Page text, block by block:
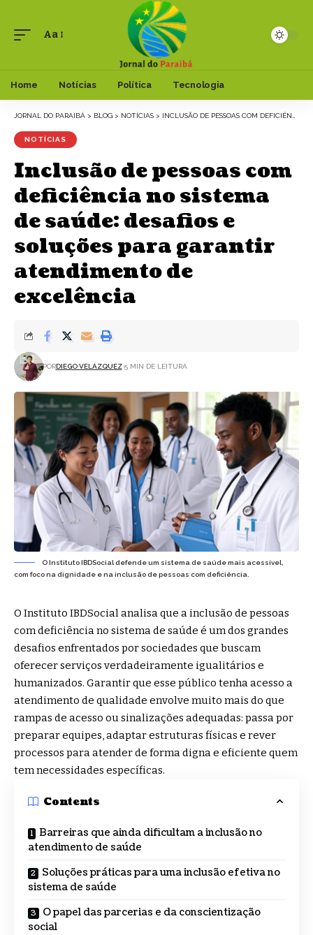
Aa
Home Notícias Política Tecnologia
JORNAL DO PARAIBÁ > BLOG > NOTÍCIAS > INCLUSÃO DE PESSOAS COM DEFICIÊNCIA NO SISTEMA DE SAÚDE: DESAFIOS E SOLUÇÕES PARA GARANTIR ATENDIMENTO DE EXCELÊNCIA
NOTÍCIAS
Inclusão de pessoas com
deficiência no sistema
de saúde: desafios e
soluções para garantir
atendimento de
excelência
PORDIEGO VELÁZQUEZ 5 MIN DE LEITURA
O Instituto IBDSocial defende um sistema de saúde mais acessível,
com foco na dignidade e na inclusão de pessoas com deficiência.
O Instituto IBDSocialanalisa que a inclusão de pessoas
com deficiência no sistema de saúde é um dos grandes
desafios enfrentados por sociedades que buscam
oferecer serviços verdadeiramente igualitários e
humanizados. Garantir que esse público tenha acesso a
atendimento de qualidade envolve muito mais do que
rampas de acesso ou sinalizações adequadas: passa por
preparar equipes, adaptar estruturas físicas e rever
processos para atender de forma digna e eficiente quem
tem necessidades específicas.
Contents
Barreiras que ainda dificultam a inclusão no
atendimento de saúde
Soluções práticas para uma inclusão efetiva no
sistema de saúde
O papel das parcerias e da conscientização
social